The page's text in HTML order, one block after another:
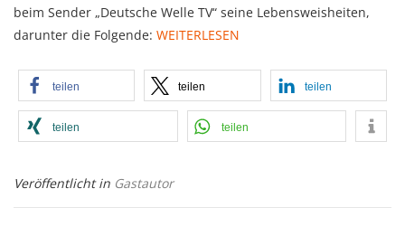
beim Sender „Deutsche Welle TV“ seine Lebensweisheiten,
darunter die Folgende: WEITERLESEN
teilen teilen teilen
teilen teilen
Veröffentlicht in Gastautor